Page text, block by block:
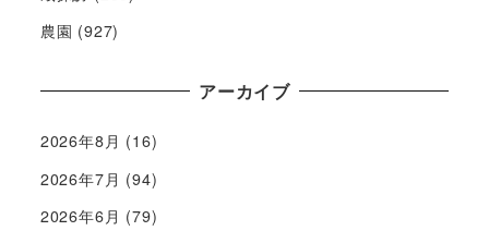
農園 (927)
アーカイブ
2026年8月 (16)
2026年7月 (94)
2026年6月 (79)